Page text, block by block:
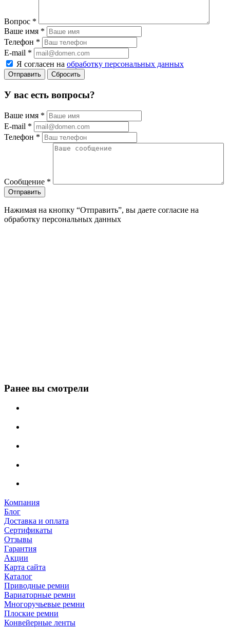
Вопрос *
Ваше имя *
Телефон *
E-mail *
Я согласен на обработку персональных данных
Сбросить
У вас есть вопросы?
Ваше имя *
E-mail *
Телефон *
Сообщение *
Нажимая на кнопку “Отправить”, вы даете согласие на
обработку персональных данных
Ранее вы смотрели
Компания
Блог
Доставка и оплата
Сертификаты
Отзывы
Гарантия
Акции
Карта сайта
Каталог
Приводные ремни
Вариаторные ремни
Многоручьевые ремни
Плоские ремни
Конвейерные ленты